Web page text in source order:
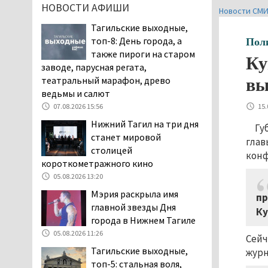
Новости
пожаловались на кровососущих
паразитов, которые искусали их
ребёнка в детской больнице
Нижнего Тагила
Директора уральского
предприятия по
производству дронов
«Упырь» подорвали в автомобиле
под Екатеринбургом
05.08.2026 17:05
Эксперты назвали
причины массового мора
рыбы в Свердловской
области
05.08.2026 16:31
Осуждённый за убийство
тагильского хоккеиста
Александра Чумарина
НОВОСТИ АФИШИ
Тагильские выходные,
топ-8: День города, а
также пироги на старом
заводе, парусная регата,
театральный марафон, древо
ведьмы и салют
07.08.2026 15:56
Нижний Тагил на три дня
станет мировой
столицей
короткометражного кино
05.08.2026 13:20
Мэрия раскрыла имя
главной звезды Дня
города в Нижнем Тагиле
05.08.2026 11:26
Тагильские выходные,
топ-5: стальная воля,